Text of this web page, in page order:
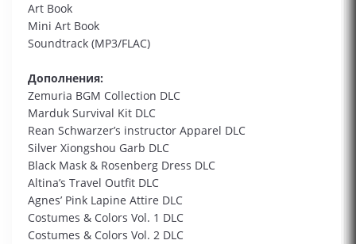
Art Book
Mini Art Book
Soundtrack (MP3/FLAC)
Дополнения:
Zemuria BGM Collection DLC
Marduk Survival Kit DLC
Rean Schwarzer’s instructor Apparel DLC
Silver Xiongshou Garb DLC
Black Mask & Rosenberg Dress DLC
Altina’s Travel Outfit DLC
Agnes’ Pink Lapine Attire DLC
Costumes & Colors Vol. 1 DLC
Costumes & Colors Vol. 2 DLC